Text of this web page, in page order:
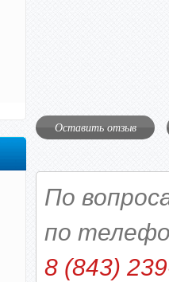
Оставить отзыв
По
по
8 (843)